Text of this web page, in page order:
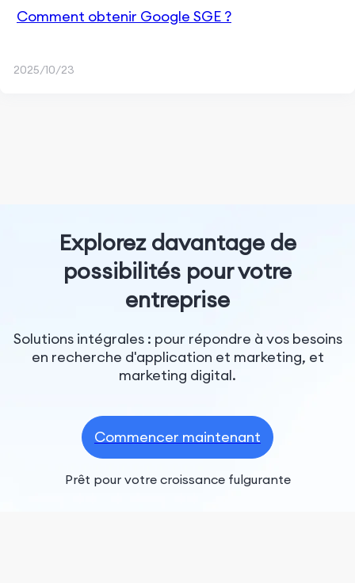
Comment obtenir Google SGE ?
2025/10/23
Explorez davantage de
possibilités pour votre
entreprise
Solutions intégrales : pour répondre à vos besoins
en recherche d'application et marketing, et
marketing digital.
Commencer maintenant
Prêt pour votre croissance fulgurante